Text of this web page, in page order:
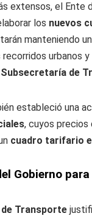
extensos, el Ente
los nuevos
manteniendo
urbanos
de
estableció una
, cuyos precios
cuadro tarifario
Gobierno
Transporte